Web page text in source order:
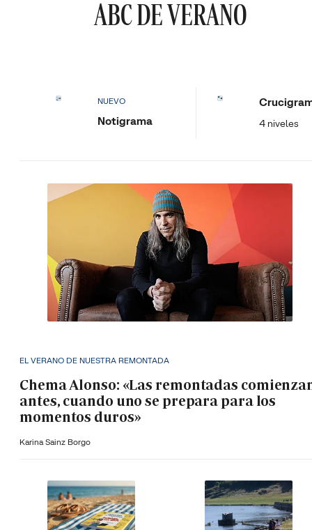
ABC DE VERANO
NUEVO
Notigrama 4 niveles
EL VERANO DE NUESTRA REMONTADA
Chema Alonso: «Las remontadas
antes, cuando uno se prepara para los
momentos duros»
Karina Sainz Borgo